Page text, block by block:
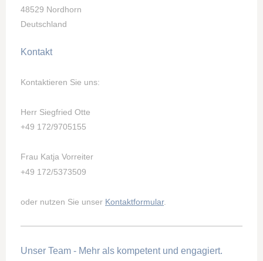
48529 Nordhorn
Deutschland
Kontakt
Kontaktieren Sie uns:
Herr Siegfried Otte
+49 172/9705155
Frau Katja Vorreiter
+49 172/5373509
oder nutzen Sie unser Kontaktformular.
Unser Team - Mehr als kompetent und engagiert.